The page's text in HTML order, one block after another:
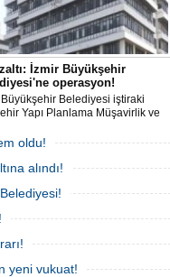
İzmir Büyükşehir
operasyon!
Büyükşehir Belediyesi iştiraki
Yapı Planlama Müşavirlik ve
operasyonu düzenlendi. 4
3'ü; Jandarma ekipleri
gözaltına alındı.
oldu!
alındı!
yeni vukuat!